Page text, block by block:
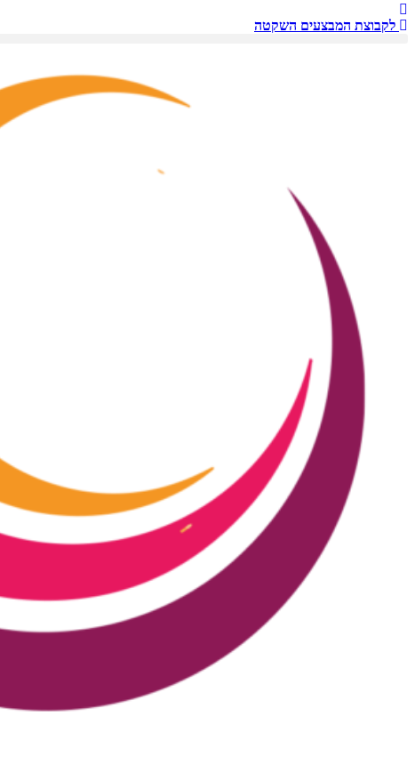
לקבוצת המבצעים השקטה